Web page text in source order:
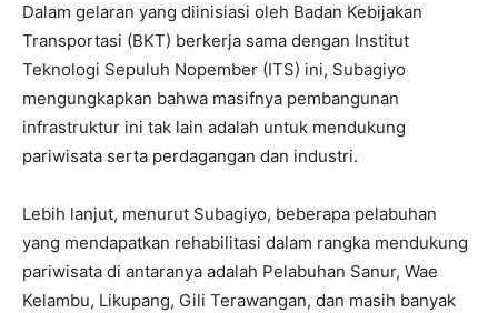
Dalam gelaran yang diinisiasi oleh Badan Kebijakan
Transportasi (BKT) berkerja sama dengan Institut
Teknologi Sepuluh Nopember (ITS) ini, Subagiyo
mengungkapkan bahwa masifnya pembangunan
infrastruktur ini tak lain adalah untuk mendukung
pariwisata serta perdagangan dan industri.
Lebih lanjut, menurut Subagiyo, beberapa pelabuhan
yang mendapatkan rehabilitasi dalam rangka mendukung
pariwisata di antaranya adalah Pelabuhan Sanur, Wae
Kelambu, Likupang, Gili Terawangan, dan masih banyak